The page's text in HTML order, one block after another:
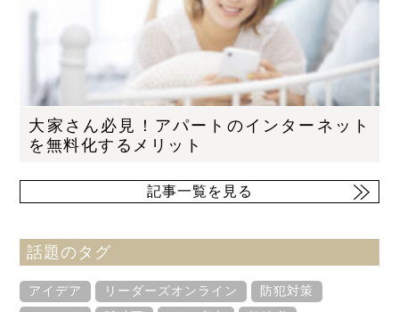
大家さん必見！アパートのインターネット
を無料化するメリット
記事一覧を見る
話題のタグ
アイデア リーダーズオンライン
防犯対策